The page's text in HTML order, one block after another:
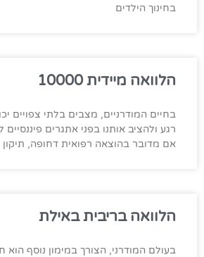
בחינוך הילדים
הלוואה מיידית 10000
בחיים המודרניים, מצבים בלתי צפויים
רגע ולהציב אותנו בפני אתגרים פיננסיים
אם מדובר בהוצאה רפואית דחופה,
הלוואה בריבית באילת
בעולם המודרני, הצורך במימון נוסף הוא